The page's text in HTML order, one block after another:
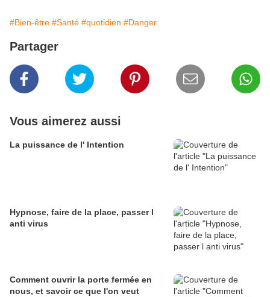
#Bien-être #Santé #quotidien #Danger
Partager
Vous aimerez aussi
La puissance de l' Intention
Hypnose, faire de la place, passer l
anti virus
Comment ouvrir la porte fermée en
nous, et savoir ce que l'on veut